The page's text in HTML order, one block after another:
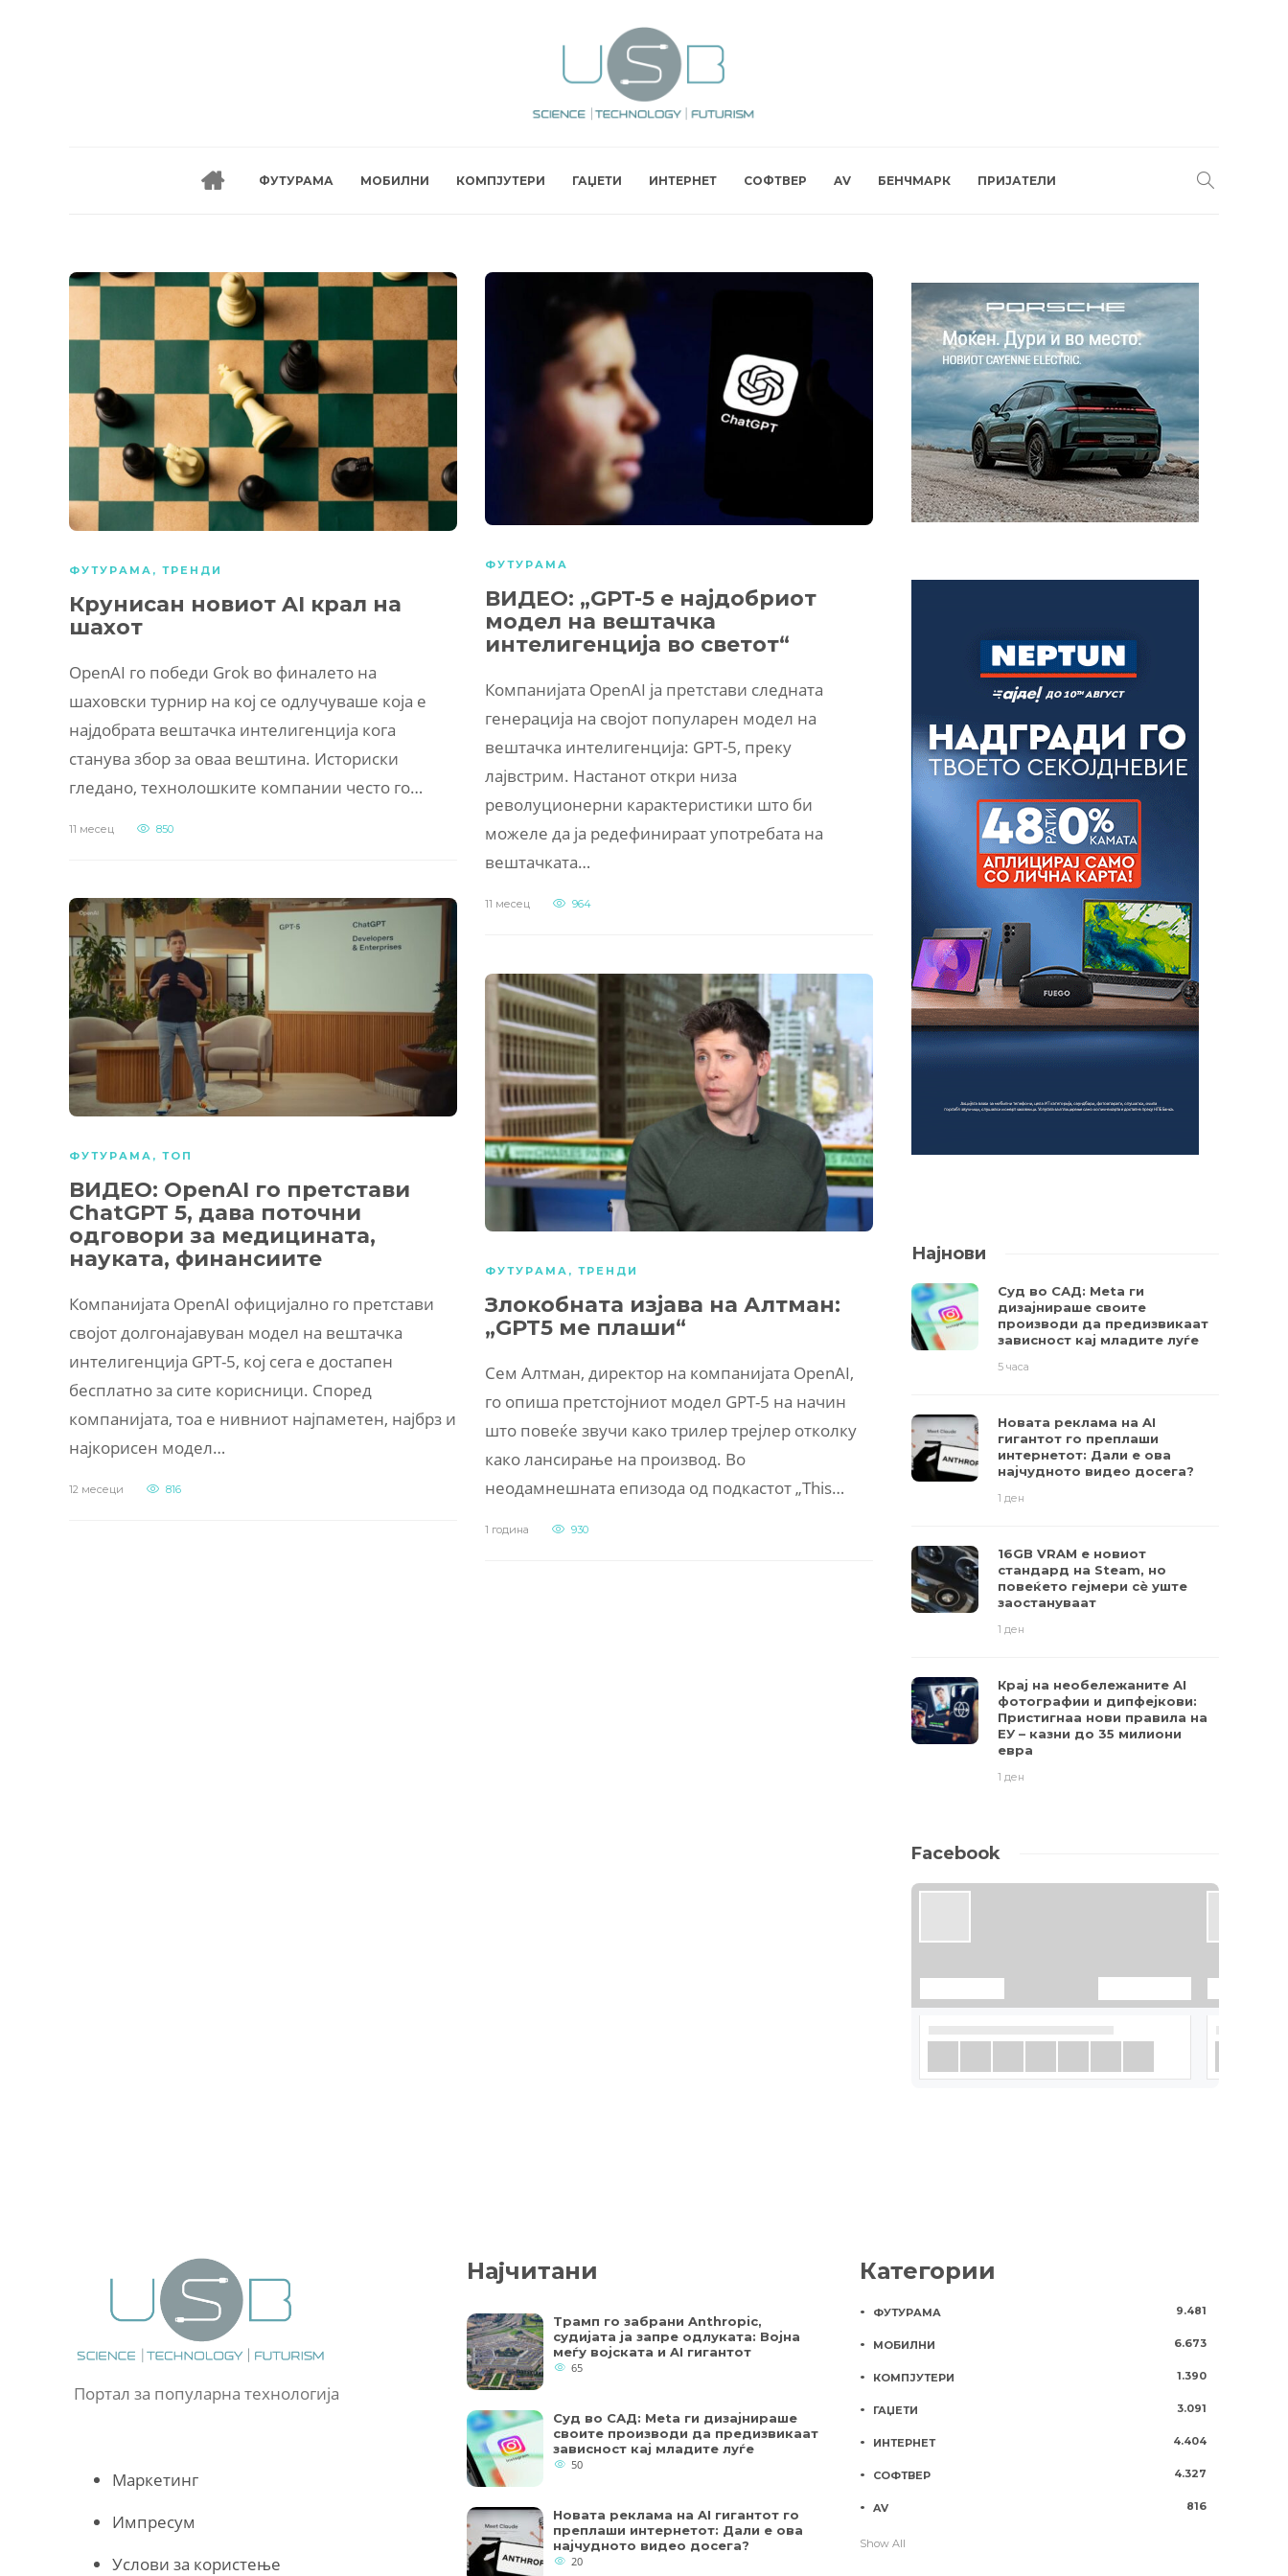
ФУТУРАМА МОБИЛНИ КОМПЈУТЕРИ ГАЏЕТИ ИНТЕРНЕТ СОФТВЕР AV БЕНЧМАРК ПРИЈАТЕЛИ
ФУТУРАМА , ТРЕНДИ
Крунисан новиот AI крал на
шахот
OpenAI го победи Grok во финалето на
шаховски турнир на кој се одлучуваше која е
најдобрата вештачка интелигенција кога
станува збор за оваа вештина. Историски
гледано, технолошките компании често го…
11 месец 850
ФУТУРАМА
ВИДЕО: „GPT-5 е најдобриот
модел на вештачка
интелигенција во светот“
Компанијата OpenAI ја претстави следната
генерација на својот популарен модел на
вештачка интелигенција: GPT-5, преку
лајвстрим. Настанот откри низа
револуционерни карактеристики што би
можеле да ја редефинираат употребата на
вештачката…
11 месец 964
ФУТУРАМА , ТОП
ВИДЕО: OpenAI го претстави
ChatGPT 5, дава поточни
одговори за медицината,
науката, финансиите
Компанијата OpenAI официјално го претстави
својот долгонајавуван модел на вештачка
интелигенција GPT-5, кој сега е достапен
бесплатно за сите корисници. Според
компанијата, тоа е нивниот најпаметен, најбрз и
најкорисен модел…
12 месеци 816
ФУТУРАМА , ТРЕНДИ
Злокобната изјава на Алтман:
„GPT5 ме плаши“
Сем Алтман, директор на компанијата OpenAI,
го опиша претстојниот модел GPT-5 на начин
што повеќе звучи како трилер трејлер отколку
како лансирање на производ. Во
неодамнешната епизода од подкастот „This…
1 година 930
Најнови
Суд во САД: Meta ги
дизајнираше своите
производи да предизвикаат
зависност кај младите луѓе
5 часа
Новата реклама на AI
гигантот го преплаши
интернетот: Дали е ова
најчудното видео досега?
1 ден
16GB VRAM е новиот
стандард на Steam, но
повеќето гејмери ​​сè уште
заостануваат
1 ден
Крај на необележаните AI
фотографии и дипфејкови:
Пристигнаа нови правила на
ЕУ – казни до 35 милиони
евра
1 ден
Facebook
Портал за популарна технологија
Маркетинг
Импресум
Услови за користење
Најчитани
Трамп го забрани Anthropic,
судијата ја запре одлуката: Војна
меѓу војската и AI гигантот
65
Суд во САД: Meta ги дизајнираше
своите производи да предизвикаат
зависност кај младите луѓе
50
Новата реклама на AI гигантот го
преплаши интернетот: Дали е ова
најчудното видео досега?
20
Категории
ФУТУРАМА 9.481
МОБИЛНИ 6.673
КОМПЈУТЕРИ 1.390
ГАЏЕТИ 3.091
ИНТЕРНЕТ 4.404
СОФТВЕР 4.327
AV 816
Show All